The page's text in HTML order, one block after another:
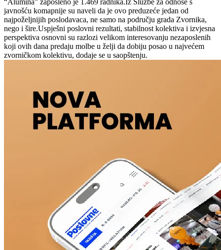
“Alumina” zaposleno je 1.469 radnika.Iz Službe za odnose s
javnošću komapnije su naveli da je ovo preduzeće jedan od
najpoželjnijih poslodavaca, ne samo na području grada Zvornika,
nego i šire.Uspješni poslovni rezultati, stabilnost kolektiva i izvjesna
perspektiva osnovni su razlozi velikom interesovanju nezaposlenih
koji ovih dana predaju molbe u želji da dobiju posao u najvećem
zvorničkom kolektivu, dodaje se u saopštenju.